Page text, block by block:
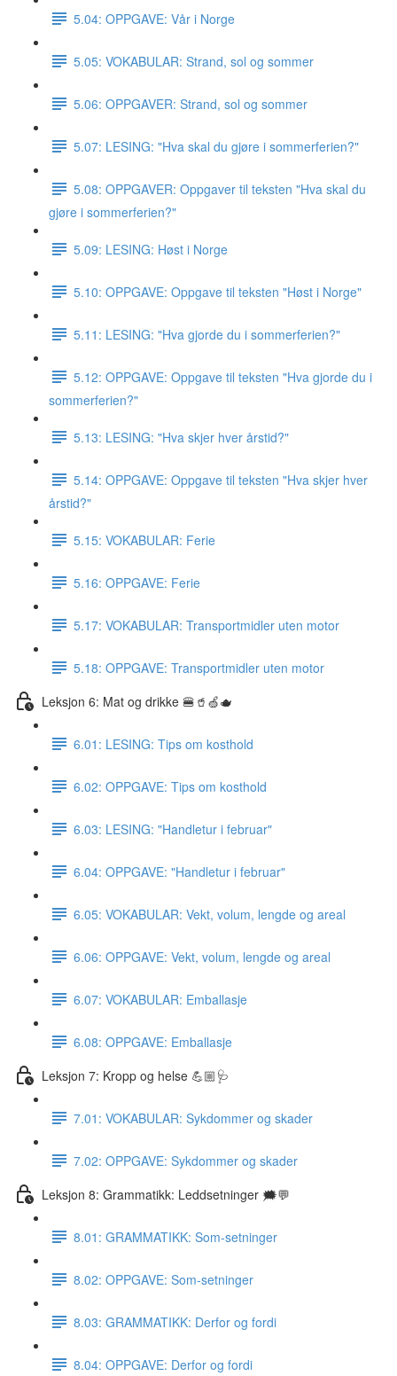
5.04: OPPGAVE: Vår i Norge
5.05: VOKABULAR: Strand, sol og sommer
5.06: OPPGAVER: Strand, sol og sommer
5.07: LESING: "Hva skal du gjøre i sommerferien?"
5.08: OPPGAVER: Oppgaver til teksten "Hva skal du
gjøre i sommerferien?"
5.09: LESING: Høst i Norge
5.10: OPPGAVE: Oppgave til teksten "Høst i Norge"
5.11: LESING: "Hva gjorde du i sommerferien?"
5.12: OPPGAVE: Oppgave til teksten "Hva gjorde du i
sommerferien?"
5.13: LESING: "Hva skjer hver årstid?"
5.14: OPPGAVE: Oppgave til teksten "Hva skjer hver
årstid?"
5.15: VOKABULAR: Ferie
5.16: OPPGAVE: Ferie
5.17: VOKABULAR: Transportmidler uten motor
5.18: OPPGAVE: Transportmidler uten motor
Leksjon 6: Mat og drikke 🍔🥤🍏🫖
6.01: LESING: Tips om kosthold
6.02: OPPGAVE: Tips om kosthold
6.03: LESING: "Handletur i februar"
6.04: OPPGAVE: "Handletur i februar"
6.05: VOKABULAR: Vekt, volum, lengde og areal
6.06: OPPGAVE: Vekt, volum, lengde og areal
6.07: VOKABULAR: Emballasje
6.08: OPPGAVE: Emballasje
Leksjon 7: Kropp og helse 💪🏼🩺
7.01: VOKABULAR: Sykdommer og skader
7.02: OPPGAVE: Sykdommer og skader
Leksjon 8: Grammatikk: Leddsetninger 🗯💬
8.01: GRAMMATIKK: Som-setninger
8.02: OPPGAVE: Som-setninger
8.03: GRAMMATIKK: Derfor og fordi
8.04: OPPGAVE: Derfor og fordi